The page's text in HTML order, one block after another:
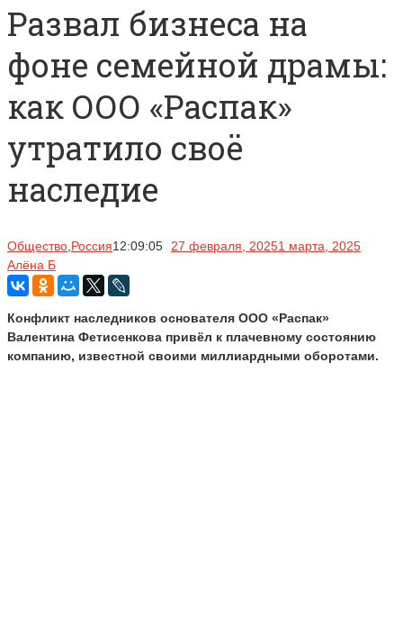
Развал бизнеса на
фоне семейной драмы:
как ООО «Распак»
утратило своё
наследие
Общество Россия12:09:05 27 февраля, 20251 марта, 2025
Алёна Б
Конфликт наследников основателя ООО «Распак»
Валентина Фетисенкова привёл к плачевному состоянию
компанию, известной своими миллиардными оборотами.